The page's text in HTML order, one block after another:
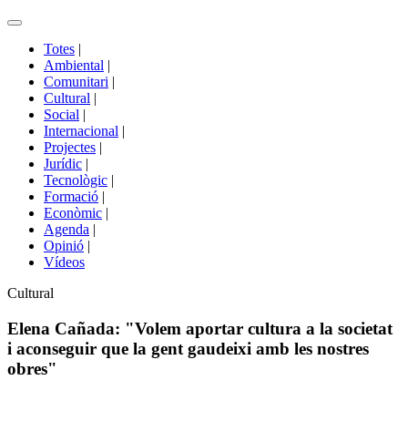
Commutador
portals
Totes |
Ambiental |
Comunitari |
Cultural |
Social |
Internacional |
Projectes |
Jurídic |
Tecnològic |
Formació |
Econòmic |
Agenda |
Opinió |
Vídeos
Àmbit
la
notícia
Cultural
Elena Cañada: "Volem aportar cultura a la societat
i aconseguir que la gent gaudeixi amb les nostres
obres"